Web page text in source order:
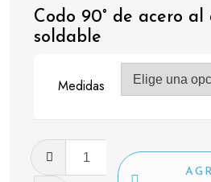
Codo 90° de acero al
soldable
Medidas
90°